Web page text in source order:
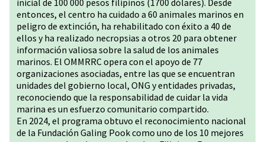
inicial de 100 000 pesos filipinos (1700 dólares). Desde
entonces, el centro ha cuidado a 60 animales marinos en
peligro de extinción, ha rehabilitado con éxito a 40 de
ellos y ha realizado necropsias a otros 20 para obtener
información valiosa sobre la salud de los animales
marinos. El OMMRRC opera con el apoyo de 77
organizaciones asociadas, entre las que se encuentran
unidades del gobierno local, ONG y entidades privadas,
reconociendo que la responsabilidad de cuidar la vida
marina es un esfuerzo comunitario compartido.
En 2024, el programa obtuvo el reconocimiento nacional
de la Fundación Galing Pook como uno de los 10 mejores